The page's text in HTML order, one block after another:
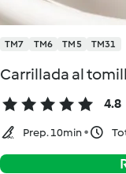
TM7 TM6 TM5 TM31
Carrillada al
4.8
Prep. 10min